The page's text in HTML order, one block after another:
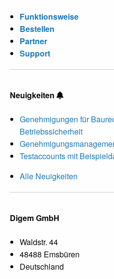
Funktionsweise
Bestellen
Partner
Support
Neuigkeiten
Genehmigungen für
Betriebssicherheit
Testaccounts mit
Alle Neuigkeiten
Digem GmbH
Waldstr. 44
48488 Emsbüren
Deutschland